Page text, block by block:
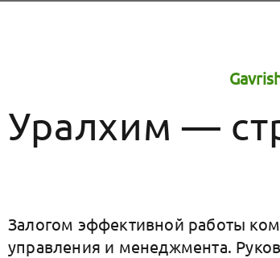
—
Залогом эффективной работы
управления и менеджмента.